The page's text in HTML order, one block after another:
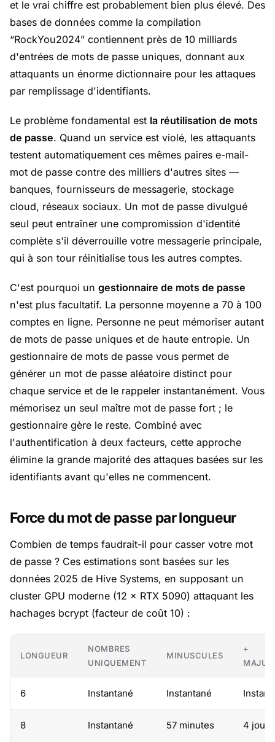
et le vrai chiffre est probablement bien plus élevé. Des
bases de données comme la compilation
“RockYou2024” contiennent près de 10 milliards
d'entrées de mots de passe uniques, donnant aux
attaquants un énorme dictionnaire pour les attaques
par remplissage d'identifiants.
Le problème fondamental est la réutilisation de mots
de passe. Quand un service est violé, les attaquants
testent automatiquement ces mêmes paires e-mail-
mot de passe contre des milliers d'autres sites —
banques, fournisseurs de messagerie, stockage
cloud, réseaux sociaux. Un mot de passe divulgué
seul peut entraîner une compromission d'identité
complète s'il déverrouille votre messagerie principale,
qui à son tour réinitialise tous les autres comptes.
C'est pourquoi un gestionnaire de mots de passe
n'est plus facultatif. La personne moyenne a 70 à 100
comptes en ligne. Personne ne peut mémoriser autant
de mots de passe uniques et de haute entropie. Un
gestionnaire de mots de passe vous permet de
générer un mot de passe aléatoire distinct pour
chaque service et de le rappeler instantanément. Vous
mémorisez un seul maître mot de passe fort ; le
gestionnaire gère le reste. Combiné avec
l'authentification à deux facteurs, cette approche
élimine la grande majorité des attaques basées sur les
identifiants avant qu'elles ne commencent.
Force du mot de passe par longueur
Combien de temps faudrait-il pour casser votre mot
de passe ? Ces estimations sont basées sur les
données 2025 de Hive Systems, en supposant un
cluster GPU moderne (12 × RTX 5090) attaquant les
hachages bcrypt (facteur de coût 10) :
LONGUEUR
NOMBRES
UNIQUEMENT
MINUSCULES
+
6 Instantané Instantané
8 Instantané 57 minutes 4 jours